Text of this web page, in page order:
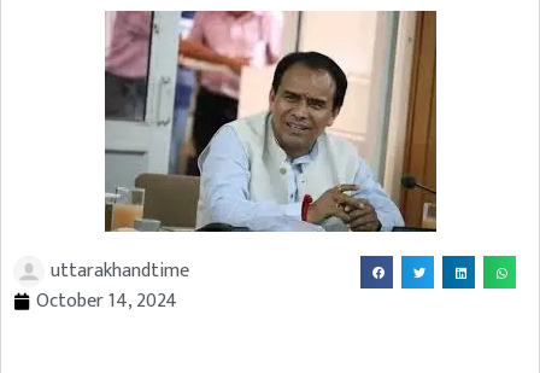
uttarakhandtime
October 14, 2024